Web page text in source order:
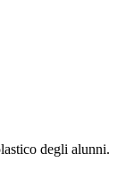
degli alunni.